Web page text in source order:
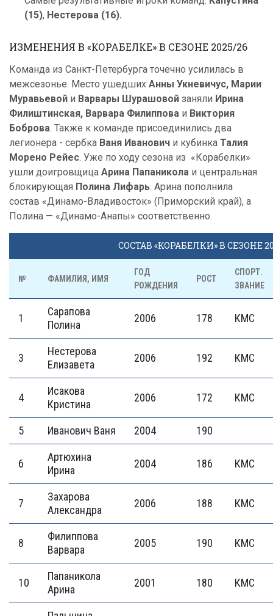
(15), Нестерова (16).
ИЗМЕНЕНИЯ В «КОРАБЕЛКЕ» В СЕЗОНЕ 2025/26
Команда из Санкт-Петербурга точечно усилилась в
межсезонье. Место ушедших Анны Укневичус, Марии
Муравьевой и Варвары Шурашовой заняли Ирина
Филиштинская, Варвара Филиппова и Виктория
Боброва. Также к команде присоединились два
легионера - сербка Ваня Иванович и кубинка Талия
Морено Рейес. Уже по ходу сезона из «Корабелки»
ушли доигровщица Арина Папаникола и центральная
блокирующая Полина Лифарь. Арина пополнила
состав «Динамо-Владивосток» (Приморский край), а
Полина — «Динамо-Анапы» соответственно.
СОСТАВ «КОРАБЕЛКИ» В СЕЗОНЕ
№ ФАМИЛИЯ, ИМЯ
ГОД
РОЖДЕНИЯ
РОСТ
СПОРТ.
ЗВАНИЕ
1
Сарапова
Полина
2006 178 КМС
3
Нестерова
Елизавета
2006 192 КМС
4
Исакова
Кристина
2006 172 КМС
5 Иванович Ваня 2004 190
6
Артюхина
Ирина
2004 186 КМС
7
Захарова
Александра
2006 188 КМС
8
Филиппова
Варвара
2005 190 КМС
10
Папаникола
Арина
2001 180 КМС